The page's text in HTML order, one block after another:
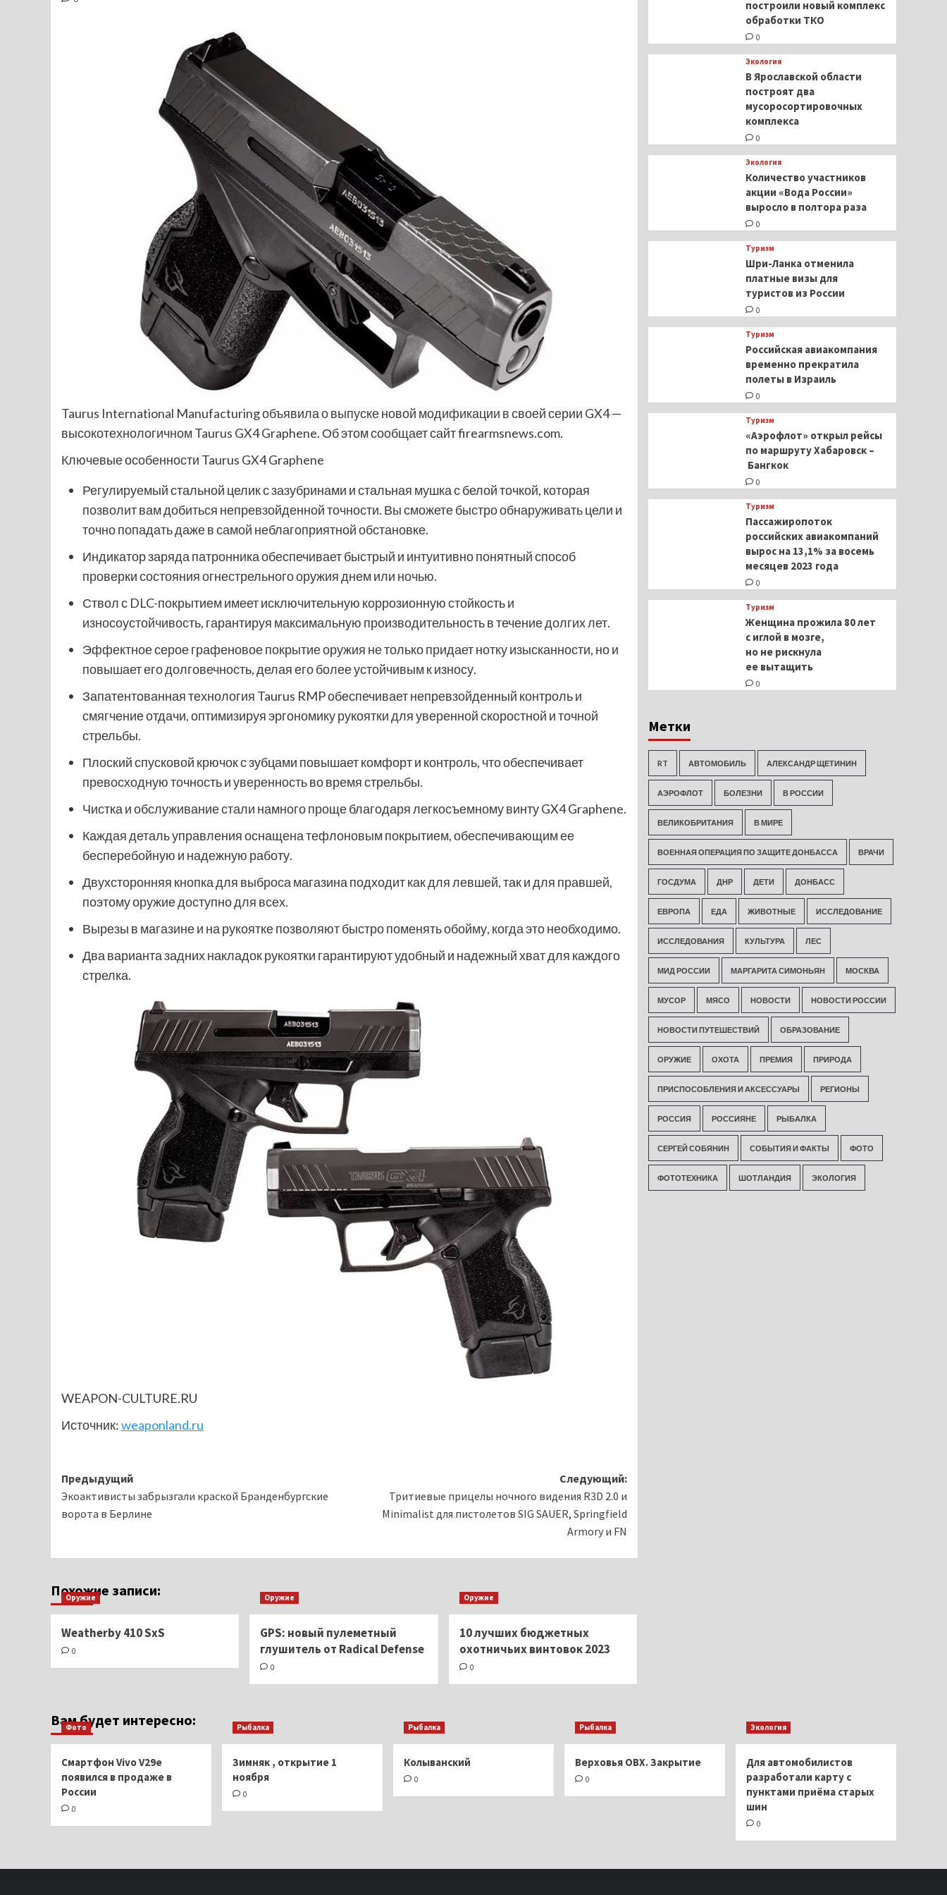
Taurus International Manufacturing объявила о выпуске новой модификации в своей серии GX4 —
высокотехнологичном Taurus GX4 Graphene. Об этом сообщает сайт firearmsnews.com.
Ключевые особенности Taurus GX4 Graphene
Регулируемый стальной целик с зазубринами и стальная мушка с белой точкой, которая
позволит вам добиться непревзойденной точности. Вы сможете быстро обнаруживать цели и
точно попадать даже в самой неблагоприятной обстановке.
Индикатор заряда патронника обеспечивает быстрый и интуитивно понятный способ
проверки состояния огнестрельного оружия днем или ночью.
Ствол с DLC-покрытием имеет исключительную коррозионную стойкость и
износоустойчивость, гарантируя максимальную производительность в течение долгих лет.
Эффектное серое графеновое покрытие оружия не только придает нотку изысканности, но и
повышает его долговечность, делая его более устойчивым к износу.
Запатентованная технология Taurus RMP обеспечивает непревзойденный контроль и
смягчение отдачи, оптимизируя эргономику рукоятки для уверенной скоростной и точной
стрельбы.
Плоский спусковой крючок с зубцами повышает комфорт и контроль, что обеспечивает
превосходную точность и уверенность во время стрельбы.
Чистка и обслуживание стали намного проще благодаря легкосъемному винту GX4 Graphene.
Каждая деталь управления оснащена тефлоновым покрытием, обеспечивающим ее
бесперебойную и надежную работу.
Двухсторонняя кнопка для выброса магазина подходит как для левшей, так и для правшей,
поэтому оружие доступно для всех.
Вырезы в магазине и на рукоятке позволяют быстро поменять обойму, когда это необходимо.
Два варианта задних накладок рукоятки гарантируют удобный и надежный хват для каждого
стрелка.
WEAPON-CULTURE.RU
Источник:weaponland.ru
Навигация
записи
Предыдущий
Экоактивисты забрызгали краской Бранденбургские
ворота в Берлине
Следующий:
Тритиевые прицелы ночного видения R3D 2.0 и
Minimalist для пистолетов SIG SAUER, Springfield
Armory и FN
Похожие записи:
Оружие
Weatherby 410 SxS
0
Оружие
GPS: новый пулеметный
глушитель от Radical Defense
0
Оружие
10 лучших бюджетных
охотничьих винтовок 2023
0
построили новый комплекс
обработки ТКО
0
Экология
В Ярославской области
построят два
мусоросортировочных
комплекса
0
Экология
Количество участников
акции «Вода России»
выросло в полтора раза
0
Туризм
Шри-Ланка отменила
платные визы для
туристов из России
0
Туризм
Российская авиакомпания
временно прекратила
полеты в Израиль
0
Туризм
«Аэрофлот» открыл рейсы
по маршруту Хабаровск –
Бангкок
0
Туризм
Пассажиропоток
российских авиакомпаний
вырос на 13,1% за восемь
месяцев 2023 года
0
Туризм
Женщина прожила 80 лет
с иглой в мозге,
но не рискнула
ее вытащить
0
Метки
RT АВТОМОБИЛЬ АЛЕКСАНДР ЩЕТИНИН
АЭРОФЛОТ БОЛЕЗНИ В РОССИИ
ВЕЛИКОБРИТАНИЯ В МИРЕ
ВОЕННАЯ ОПЕРАЦИЯ ПО ЗАЩИТЕ ДОНБАССА ВРАЧИ
ГОСДУМА ДНР ДЕТИ ДОНБАСС
ЕВРОПА ЕДА ЖИВОТНЫЕ ИССЛЕДОВАНИЕ
ИССЛЕДОВАНИЯ КУЛЬТУРА ЛЕС
МИД РОССИИ МАРГАРИТА СИМОНЬЯН МОСКВА
МУСОР МЯСО НОВОСТИ НОВОСТИ РОССИИ
НОВОСТИ ПУТЕШЕСТВИЙ ОБРАЗОВАНИЕ
ОРУЖИЕ ОХОТА ПРЕМИЯ ПРИРОДА
ПРИСПОСОБЛЕНИЯ И АКСЕССУАРЫ РЕГИОНЫ
РОССИЯ РОССИЯНЕ РЫБАЛКА
СЕРГЕЙ СОБЯНИН СОБЫТИЯ И ФАКТЫ ФОТО
ФОТОТЕХНИКА ШОТЛАНДИЯ ЭКОЛОГИЯ
Вам будет интересно:
Фото
Смартфон Vivo V29e
появился в продаже в
России
0
Рыбалка
Зимняк , открытие 1
ноября
0
Рыбалка
Колыванский
0
Рыбалка
Верховья ОВХ. Закрытие
0
Экология
Для автомобилистов
разработали карту с
пунктами приёма старых
шин
0